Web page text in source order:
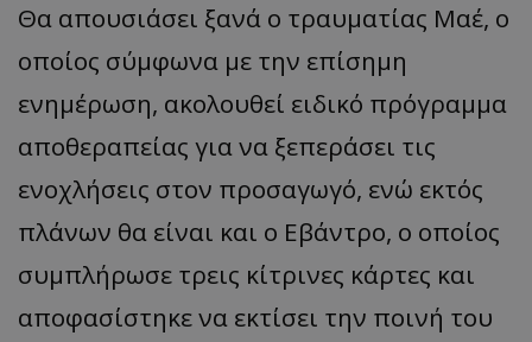
Θα απουσιάσει ξανά ο τραυµατίας Μαέ, o
oποίος σύμφωνα με την επίσημη
ενημέρωση, ακολουθεί ειδικό πρόγραμμα
αποθεραπείας για να ξεπεράσει τις
ενοχλήσεις στον προσαγωγό, ενώ εκτός
πλάνων θα είναι και ο Εβάντρο, ο οποίος
συµπλήρωσε τρεις κίτρινες κάρτες και
αποφασίστηκε να εκτίσει την ποινή του